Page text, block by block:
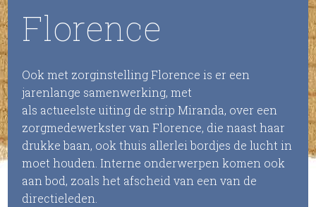
Florence
Ook met zorginstelling Florence is er een
jarenlange samenwerking, met
als actueelsteuiting de strip Miranda, over een
zorgmedewerkster van Florence, die naast haar
drukke baan, ook thuis allerlei bordjes de lucht in
moet houden. Interne onderwerpen komen ook
aan bod, zoals het afscheid van een van de
directieleden.